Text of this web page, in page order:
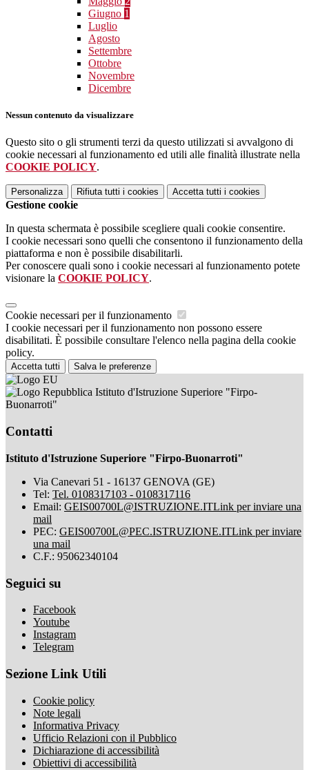
Giugno 1
Luglio
Agosto
Settembre
Ottobre
Novembre
Dicembre
Nessun contenuto da visualizzare
Questo sito o gli strumenti terzi da questo utilizzati si avvalgono di
cookie necessari al funzionamento ed utili alle finalità illustrate nella
COOKIE POLICY.
Personalizza Rifiuta tutti i cookies Accetta tutti i cookies
Gestione cookie
In questa schermata è possibile scegliere quali cookie consentire.
I cookie necessari sono quelli che consentono il funzionamento della
piattaforma e non è possibile disabilitarli.
Per conoscere quali sono i cookie necessari al funzionamento potete
visionare la COOKIE POLICY.
Cookie necessari per il funzionamento
I cookie necessari per il funzionamento non possono essere
disabilitati. È possibile consultare l'elenco nella pagina della cookie
policy.
Accetta tutti Salva le preferenze
Istituto d'Istruzione Superiore "Firpo-
Buonarroti"
Contatti
Istituto d'Istruzione Superiore "Firpo-Buonarroti"
Via Canevari 51 - 16137 GENOVA (GE)
Tel: Tel. 0108317103 - 0108317116
Email: GEIS00700L@ISTRUZIONE.ITLink per inviare una
mail
PEC: GEIS00700L@PEC.ISTRUZIONE.ITLink per inviare
una mail
C.F.: 95062340104
Seguici su
Facebook
Youtube
Instagram
Telegram
Sezione Link Utili
Cookie policy
Note legali
Informativa Privacy
Ufficio Relazioni con il Pubblico
Dichiarazione di accessibilità
Obiettivi di accessibilità